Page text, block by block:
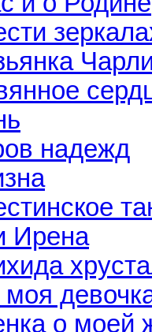
надежд
Ирена
о моей